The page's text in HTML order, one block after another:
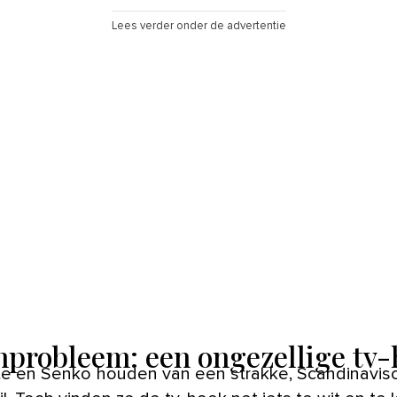
Lees verder onder de advertentie
een ongezellige